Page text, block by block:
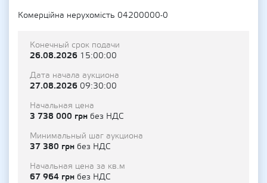
Комерційна нерухомість 04200000-0
Конечный срок подачи
26.08.2026 15:00:00
Дата начала аукциона
27.08.2026 09:30:00
Начальная цена
3 738 000 грн без НДС
Минимальный шаг аукциона
37 380 грн без НДС
Начальная цена за кв.м
67 964 грн без НДС